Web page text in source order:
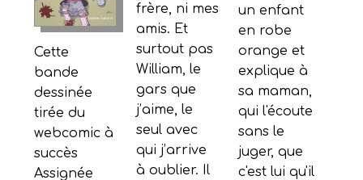
frère, ni mes
amis. Et
surtout pas
William, le
gars que
j’aime, le
seul avec
qui j’arrive
à oublier. Il
Cette
bande
dessinée
tirée du
webcomic à
succès
Assignée
un enfant
en robe
orange et
explique à
sa maman,
qui l'écoute
sans le
juger, que
c'est lui qu'il